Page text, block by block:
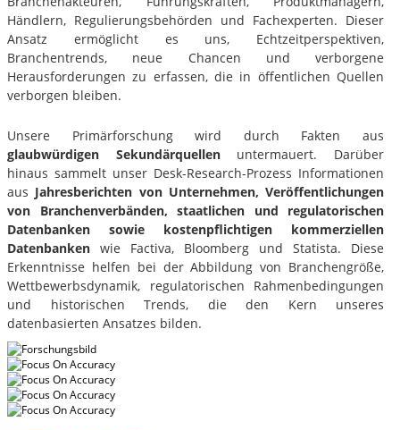
Händlern, Regulierungsbehörden und Fachexperten. Dieser
Ansatz ermöglicht es uns, Echtzeitperspektiven,
Branchentrends, neue Chancen und verborgene
Herausforderungen zu erfassen, die in öffentlichen Quellen
verborgen bleiben.
Unsere Primärforschung wird durch Fakten aus
glaubwürdigen Sekundärquellenuntermauert. Darüber
hinaus sammelt unser Desk-Research-Prozess Informationen
aus Jahresberichten von Unternehmen, Veröffentlichungen
von Branchenverbänden, staatlichen und regulatorischen
Datenbanken sowie kostenpflichtigen kommerziellen
Datenbanken wie Factiva, Bloomberg und Statista. Diese
Erkenntnisse helfen bei der Abbildung von Branchengröße,
Wettbewerbsdynamik, regulatorischen Rahmenbedingungen
und historischen Trends, die den Kern unseres
datenbasierten Ansatzes bilden.